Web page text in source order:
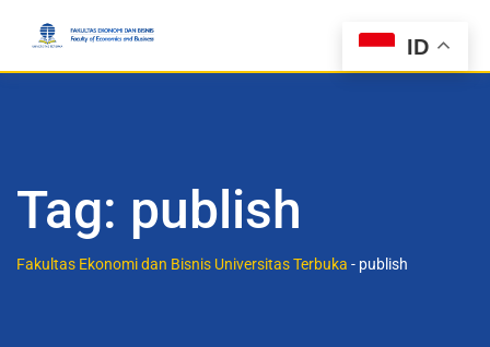
Tag: publish
Fakultas Ekonomi dan Bisnis Universitas Terbuka - publish
ID